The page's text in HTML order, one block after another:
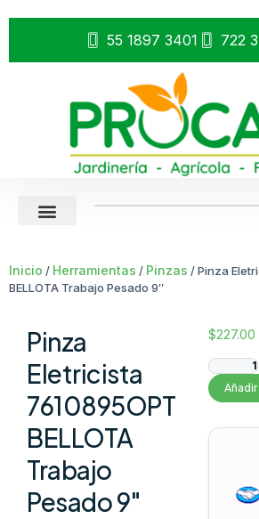
55 1897 3401 722
Inicio / Herramientas / Pinzas / Pinza
BELLOTA Trabajo Pesado 9″
Pinza
Eletricista
7610895OPT
BELLOTA
Trabajo
Pesado 9″
$227.00